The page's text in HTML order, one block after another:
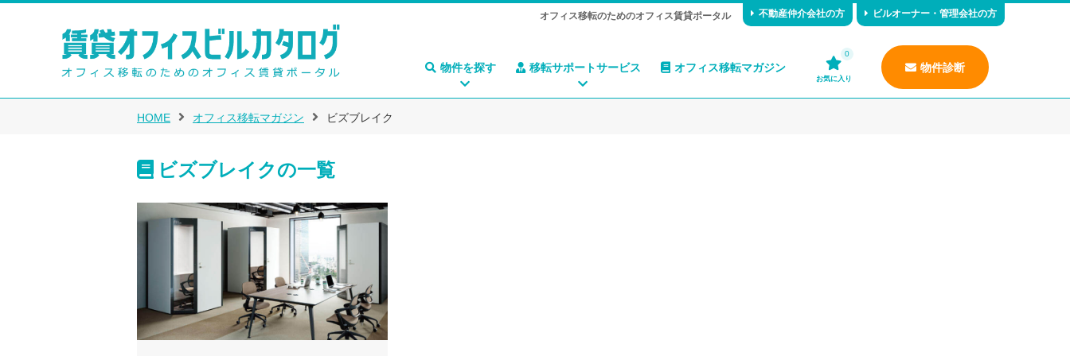
オフィス移転のためのオフィス賃貸ポータル 不動産仲介会社の方 ビルオーナー・管理会社の方
物件を探す 移転サポートサービス オフィス移転マガジン
0
お気に入り
物件診断
HOME オフィス移転マガジン ビズブレイク
ビズブレイクの一覧